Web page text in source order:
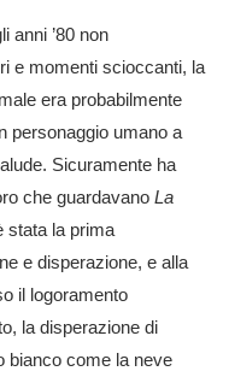
anni ’80 non
e momenti scioccanti, la
era probabilmente
personaggio umano a
Sicuramente ha
che guardavano La
stata la prima
e disperazione, e alla
il logoramento
la disperazione di
bianco come la neve